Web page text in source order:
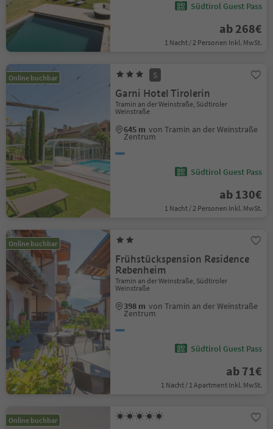
Südtirol Guest Pass
ab 268€
1 Nacht / 2 Personen Inkl. MwSt.
Online buchbar S
Garni Hotel Tirolerin
Tramin an der Weinstraße, Südtiroler
Weinstraße
645 m von Tramin an der Weinstraße
Zentrum
Südtirol Guest Pass
ab 130€
1 Nacht / 2 Personen Inkl. MwSt.
Online buchbar
Frühstückspension Residence
Rebenheim
Tramin an der Weinstraße, Südtiroler
Weinstraße
398 m von Tramin an der Weinstraße
Zentrum
Südtirol Guest Pass
ab 71€
1 Nacht / 1 Apartment Inkl. MwSt.
Online buchbar